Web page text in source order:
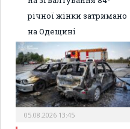
річної жінки затримано
на Одещині
05.08.2026 13:45